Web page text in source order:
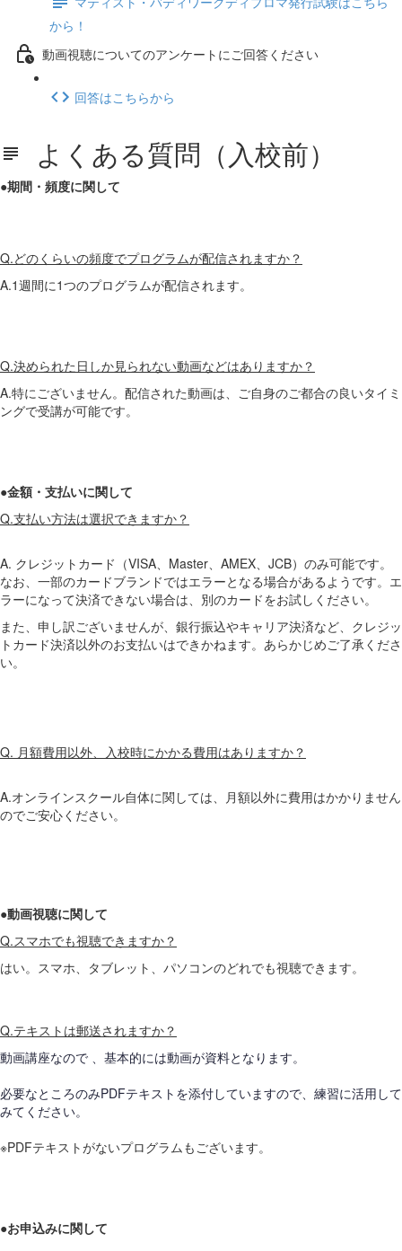
から！
動画視聴についてのアンケートにご回答ください
回答はこちらから
よくある質問（入校前）
●期間・頻度に関して
Q.どのくらいの頻度でプログラムが配信されますか？
A.1週間に1つのプログラムが配信されます。
Q.決められた日しか見られない動画などはありますか？
A.特にございません。配信された動画は、ご自身のご都合の良いタイミ
ングで受講が可能です。
●金額・支払いに関して
Q.支払い方法は選択できますか？
A. ク​​レジットカード（VISA、Master、AMEX、JCB）のみ可能です。
なお、一部のカードブランドではエラーとなる場合があるようです。エ
ラーになって決済できない場合は、別のカードをお試しください。
また、申し訳ございませんが、銀行振込やキャリア決済など、クレジッ
トカード決済以外のお支払いはできかねます。あらかじめご了承くださ
い。
Q. 月額費用以外、入校時にかかる費用はありますか？
A.オンラインスクール自体に関しては、月額以外に費用はかかりません
のでご安心ください。
●動画視聴に関して
Q.スマホでも視聴できますか？
はい。スマホ、タブレット、パソコンのどれでも視聴できます。
Q.テキストは郵送されますか？
動画講座なので 、基本的には動画が資料となります。
必要なところのみPDFテキストを添付していますので、練習に活用して
みてください。
※PDFテキストがないプログラムもございます。
●お申込みに関して